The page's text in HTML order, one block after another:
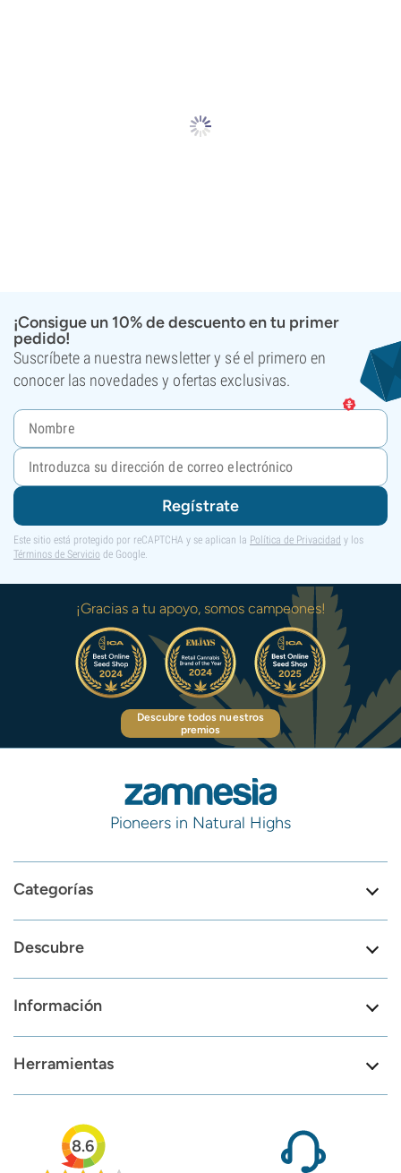
¡Consigue un 10% de descuento en tu primer
pedido!
Suscríbete a nuestra newsletter y sé el primero en
conocer las novedades y ofertas exclusivas.
Regístrate
Este sitio está protegido por reCAPTCHA y se aplican la Política de Privacidad y los
Términos de Servicio de Google.
¡Gracias a tu apoyo, somos campeones!
Descubre todos nuestros
premios
Pioneers in Natural Highs
Categorías
Descubre
Información
Herramientas
8.6